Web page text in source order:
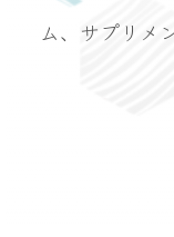
ム、サプリメ